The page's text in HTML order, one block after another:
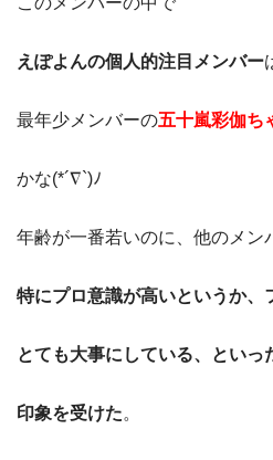
えぽよんの個人的注目メンバー
最年少メンバーの五十嵐彩伽ち
かな(*´∇`)ﾉ
年齢が一番若いのに、他のメン
特にプロ意識が高いというか、
とても大事にしている、といっ
印象を受けた。